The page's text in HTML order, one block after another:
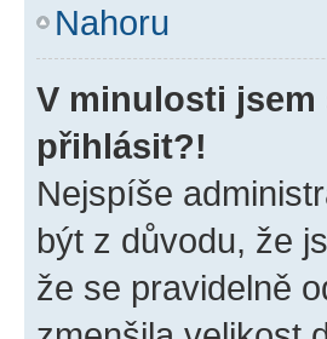
Nahoru
V minulosti jsem
přihlásit?!
Nejspíše
být z důvodu, že
že se pravidelně